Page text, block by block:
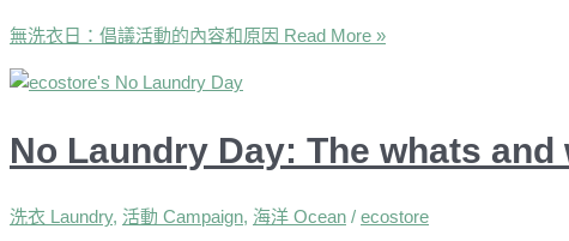
無洗衣日：倡議活動的內容和原因 Read More »
No Laundry Day: The whats
洗衣 Laundry, 活動 Campaign, 海洋 Ocean / ecostore